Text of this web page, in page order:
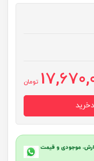
تومان
موجودی و قیمت